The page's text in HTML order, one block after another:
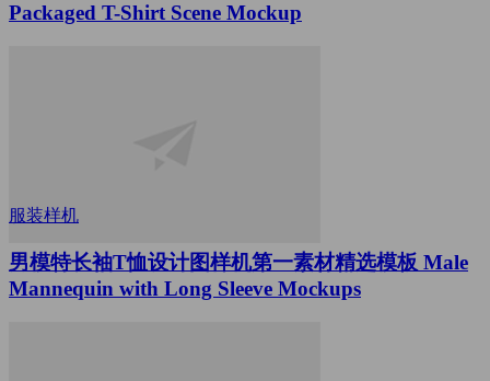
Packaged T-Shirt Scene Mockup
服装样机
男模特长袖T恤设计图样机第一素材精选模板 Male
Mannequin with Long Sleeve Mockups